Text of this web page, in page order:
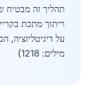
תהליך זה מבטיח
על דיגיטליזציה,
מילים: 1218)